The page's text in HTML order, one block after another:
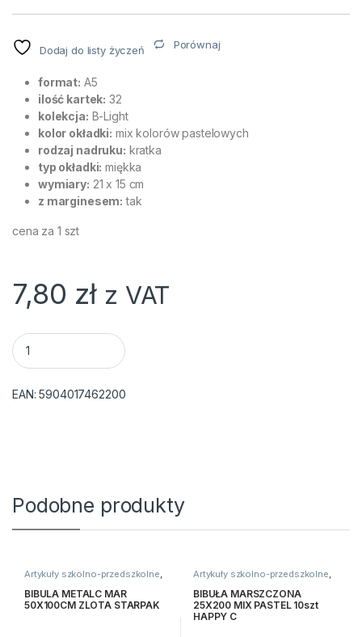
Dodaj do listy życzeń Porównaj
format: A5
ilość kartek: 32
kolekcja: B-Light
kolor okładki: mix kolorów pastelowych
rodzaj nadruku: kratka
typ okładki: miękka
wymiary: 21 x 15 cm
z marginesem: tak
cena za 1 szt
7,80 zł z VAT
ZESZYT A5/32K # B-LIGHT OXFORD quantity
EAN:5904017462200
Podobne produkty
Artykuły szkolno-przedszkolne,
plastyczne
BIBULA METALC MAR
50X100CM ZLOTA STARPAK
Artykuły szkolno-przedszkolne,
plastyczne
BIBUŁA MARSZCZONA
25X200 MIX PASTEL 10szt
HAPPY C